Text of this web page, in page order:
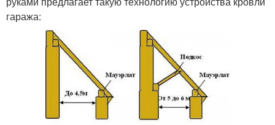
гаража: